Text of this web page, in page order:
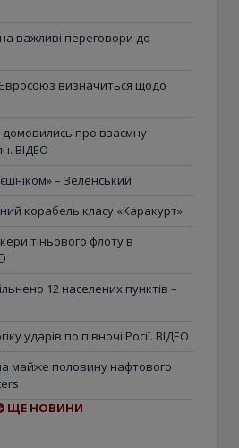
важливі переговори до
визначиться щодо
домовились про взаємну
ВІДЕО
– Зеленський
корабель класу «Каракурт»
тіньового флоту в
12 населених пунктів –
ударів по півночі Росії. ВІДЕО
майже половину нафтового
ЩЕ НОВИНИ